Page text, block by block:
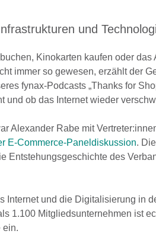
und
Kinokarten kaufen oder
immer so gewesen, erzählt der
fynax-Podcasts „Thanks for
und ob das Internet wieder
Alexander Rabe mit
E-Commerce-Paneldiskussion.
Entstehungsgeschichte des
Internet und die Digitalisierung in
1.100 Mitgliedsunternehmen ist
ein.